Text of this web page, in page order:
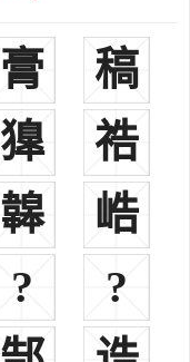
户族名，或以代姓。后
人的姓名》。
河北、河南、四川等省
。
当为高氏之始。
在今山东禹城西南)，子
公子高，其孙傒，为齐
膏
稿
獋
祰
韟
峼
?
?